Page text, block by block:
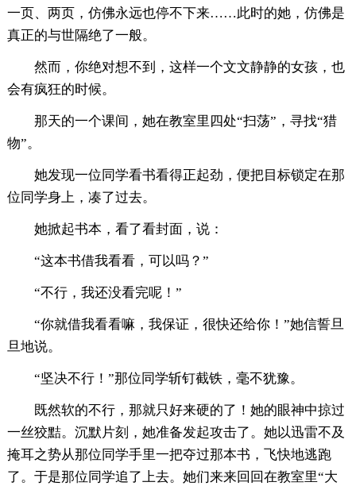
一页、两页，仿佛永远也停不下来……此时的她，仿佛是
真正的与世隔绝了一般。
然而，你绝对想不到，这样一个文文静静的女孩，也
会有疯狂的时候。
那天的一个课间，她在教室里四处“扫荡”，寻找“猎
物”。
她发现一位同学看书看得正起劲，便把目标锁定在那
位同学身上，凑了过去。
她掀起书本，看了看封面，说：
“这本书借我看看，可以吗？”
“不行，我还没看完呢！”
“你就借我看看嘛，我保证，很快还给你！”她信誓旦
旦地说。
“坚决不行！”那位同学斩钉截铁，毫不犹豫。
既然软的不行，那就只好来硬的了！她的眼神中掠过
一丝狡黠。沉默片刻，她准备发起攻击了。她以迅雷不及
掩耳之势从那位同学手里一把夺过那本书，飞快地逃跑
了。于是那位同学追了上去。她们来来回回在教室里“大